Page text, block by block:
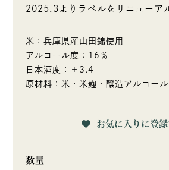
2025.3よりラベルをリニューア
米：兵庫県産山田錦使用
アルコール度：16％
日本酒度：＋3.4
原材料：米・米麹・醸造アルコール
お気に入りに登録